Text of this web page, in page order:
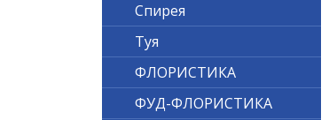
Спирея
Туя
ФЛОРИСТИКА
ФУД-ФЛОРИСТИКА